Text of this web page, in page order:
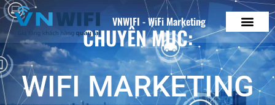
VNWIFI - WiFi Marketing
CHUYÊN MỤC:
WIFI MARKETING
VNWIFI
Phản hồi trong vài phút
VNWIFI